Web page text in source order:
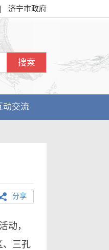
济宁市政府
搜索
动交流
分享
动，
、三孔